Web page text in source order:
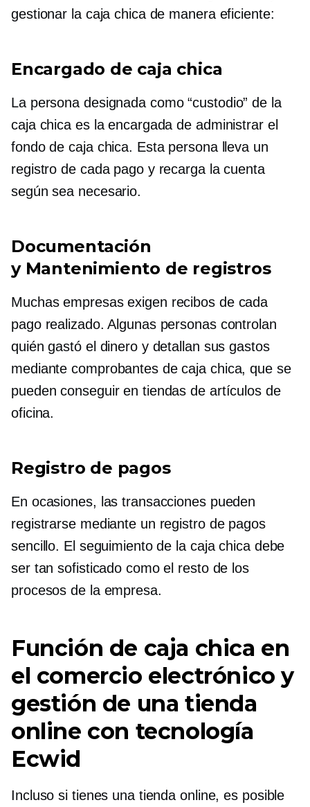
gestionar la caja chica de manera eficiente:
Encargado de caja chica
La persona designada como “custodio” de la
caja chica es la encargada de administrar el
fondo de caja chica. Esta persona lleva un
registro de cada pago y recarga la cuenta
según sea necesario.
Documentación
y Mantenimiento de registros
Muchas empresas exigen recibos de cada
pago realizado. Algunas personas controlan
quién gastó el dinero y detallan sus gastos
mediante comprobantes de caja chica, que se
pueden conseguir en tiendas de artículos de
oficina.
Registro de pagos
En ocasiones, las transacciones pueden
registrarse mediante un registro de pagos
sencillo. El seguimiento de la caja chica debe
ser tan sofisticado como el resto de los
procesos de la empresa.
Función de caja chica en
el comercio electrónico y
gestión de una tienda
online con tecnología
Ecwid
Incluso si tienes una tienda online, es posible